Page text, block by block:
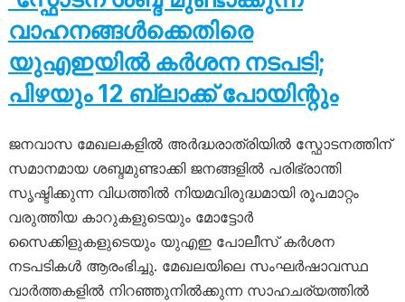
വാഹനങ്ങൾക്കെതിരെ
യുഎഇയിൽ കർശന നടപടി;
പിഴയും 12 ബ്ലാക്ക് പോയിന്റും
ജനവാസ മേഖലകളിൽ അർദ്ധരാത്രിയിൽ സ്ഫോടനത്തിന്
സമാനമായ ശബ്ദമുണ്ടാക്കി ജനങ്ങളിൽ പരിഭ്രാന്തി
സൃഷ്ടിക്കുന്ന വിധത്തിൽ നിയമവിരുദ്ധമായി രൂപമാറ്റം
വരുത്തിയ കാറുകളുടെയും മോട്ടോർ
സൈക്കിളുകളുടെയും യുഎഇ പോലീസ് കർശന
നടപടികൾ ആരംഭിച്ചു. മേഖലയിലെ സംഘർഷാവസ്ഥ
വാർത്തകളിൽ നിറഞ്ഞുനിൽക്കുന്ന സാഹചര്യത്തിൽ